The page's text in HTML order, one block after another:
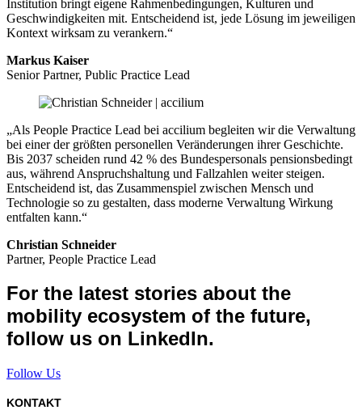
Institution bringt eigene Rahmenbedingungen, Kulturen und
Geschwindigkeiten mit. Entscheidend ist, jede Lösung im jeweiligen
Kontext wirksam zu verankern.“
Markus Kaiser
Senior Partner, Public Practice Lead
„Als People Practice Lead bei accilium begleiten wir die Verwaltung
bei einer der größten personellen Veränderungen ihrer Geschichte.
Bis 2037 scheiden rund 42 % des Bundespersonals pensionsbedingt
aus, während Anspruchshaltung und Fallzahlen weiter steigen.
Entscheidend ist, das Zusammenspiel zwischen Mensch und
Technologie so zu gestalten, dass moderne Verwaltung Wirkung
entfalten kann.“
Christian Schneider
Partner, People Practice Lead
For the latest stories about the
mobility ecosystem of the future,
follow us on LinkedIn.
Follow Us
KONTAKT